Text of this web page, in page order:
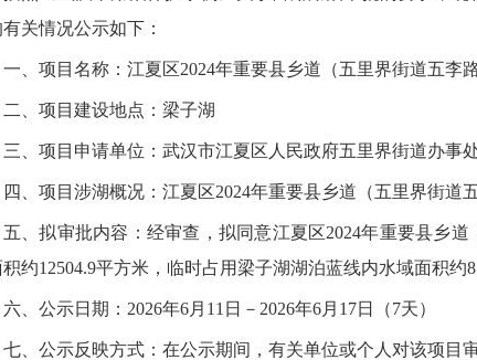
关情况公示如下：
一、项目名称：江夏区2024年重要县乡道（五里界街道五李
二、项目建设地点：梁子湖
三、项目申请单位：武汉市江夏区人民政府五里界街道办事
四、项目涉湖概况：江夏区2024年重要县乡道（五里界街道
五、拟审批内容：经审查，拟同意江夏区2024年重要县乡
约12504.9平方米，临时占用梁子湖湖泊蓝线内水域面积约
六、公示日期：2026年6月11日－2026年6月17日（7天）
七、公示反映方式：在公示期间，有关单位或个人对该项目